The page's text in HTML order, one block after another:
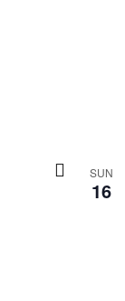
SUN
16